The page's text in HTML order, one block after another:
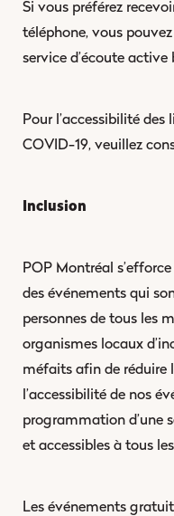
Si vous préférez
téléphone, vous
service d’écoute active
Pour l’accessibilité
COVID-19, veuillez
Inclusion
POP Montréal
des événements qui
personnes de tous les
organismes locaux
méfaits afin de réduire
l’accessibilité de nos
programmation d’une
et accessibles à tous
Les événements